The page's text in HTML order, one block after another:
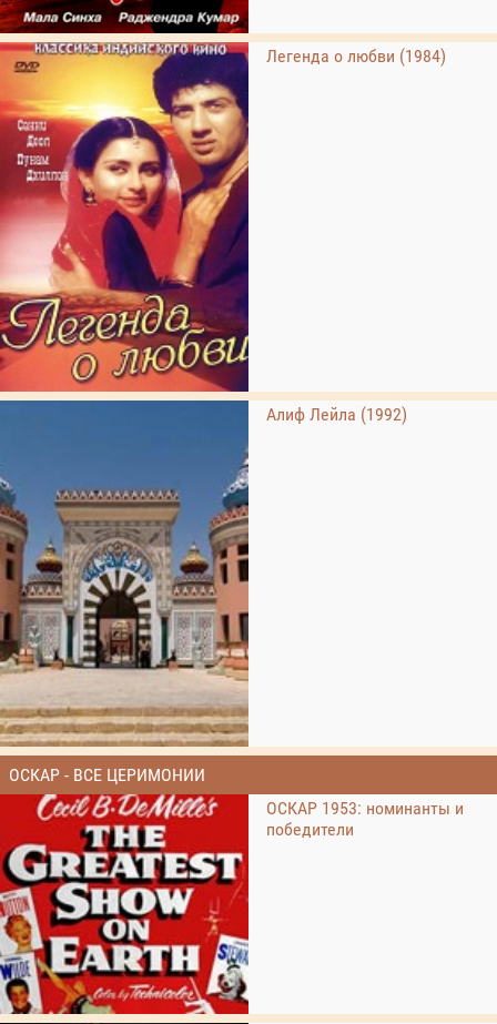
Легенда о любви (1984)
Алиф Лейла (1992)
ОСКАР - ВСЕ ЦЕРИМОНИИ
ОСКАР 1953: номинанты и
победители